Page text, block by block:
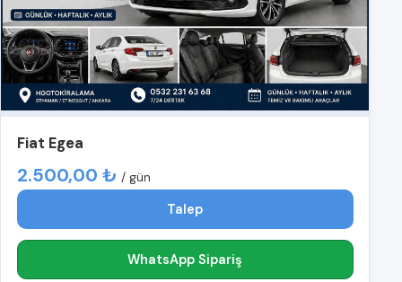
Fiat Egea
2.500,00 ₺ / gün
Talep
WhatsApp Sipariş